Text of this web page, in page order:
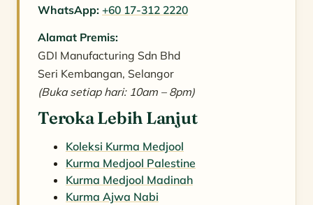
WhatsApp: +60 17-312 2220
Alamat Premis:
GDI Manufacturing Sdn Bhd
Seri Kembangan, Selangor
(Buka setiap hari: 10am – 8pm)
Teroka Lebih Lanjut
Koleksi Kurma Medjool
Kurma Medjool Palestine
Kurma Medjool Madinah
Kurma Ajwa Nabi